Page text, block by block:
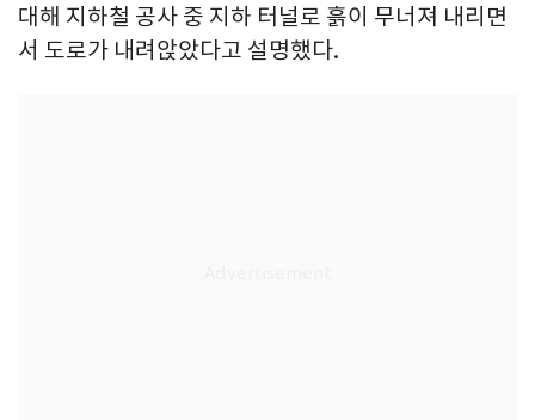
대해 지하철 공사 중 지하 터널로 흙이 무너져 내리면
서 도로가 내려앉았다고 설명했다.